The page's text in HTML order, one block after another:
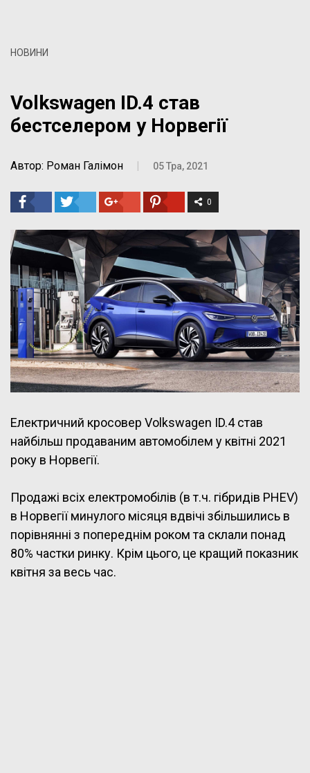
НОВИНИ
Volkswagen ID.4 став
бестселером у Норвегії
Автор: Роман Галімон | 05 Тра, 2021
0
Електричний кросовер Volkswagen ID.4 став
найбільш продаваним автомобілем у квітні 2021
року в Норвегії.
Продажі всіх електромобілів (в т.ч. гібридів PHEV)
в Норвегії минулого місяця вдвічі збільшились в
порівнянні з попереднім роком та склали понад
80% частки ринку. Крім цього, це кращий показник
квітня за весь час.